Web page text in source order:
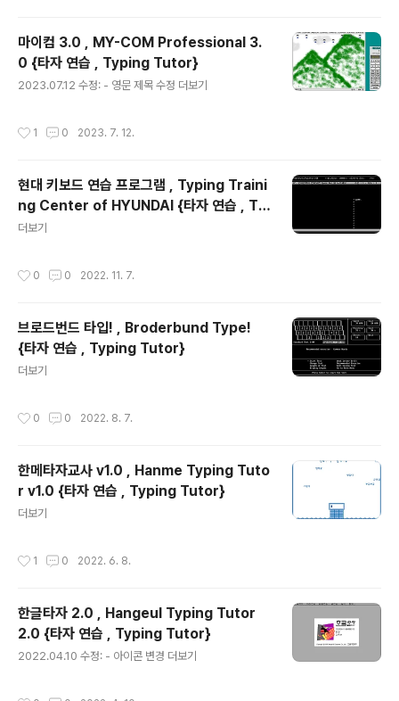
마이컴 3.0 , MY-COM Professional 3.
0 {타자 연습 , Typing Tutor}
2023.07.12 수정: - 영문 제목 수정 더보기
1 0 2023. 7. 12.
현대 키보드 연습 프로그램 , Typing Traini
ng Center of HYUNDAI {타자 연습 , Ty
ping Tutor}
더보기
0 0 2022. 11. 7.
브로드번드 타입! , Broderbund Type!
{타자 연습 , Typing Tutor}
더보기
0 0 2022. 8. 7.
한메타자교사 v1.0 , Hanme Typing Tuto
r v1.0 {타자 연습 , Typing Tutor}
더보기
1 0 2022. 6. 8.
한글타자 2.0 , Hangeul Typing Tutor
2.0 {타자 연습 , Typing Tutor}
2022.04.10 수정: - 아이콘 변경 더보기